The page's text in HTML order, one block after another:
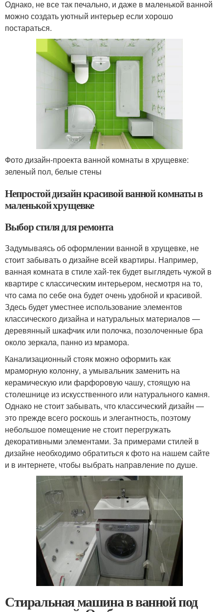
Однако, не все так печально, и даже в маленькой ванной
можно создать уютный интерьер если хорошо
постараться.
Фото дизайн-проекта ванной комнаты в хрущевке:
зеленый пол, белые стены
Непростой дизайн красивой ванной комнаты в
маленькой хрущевке
Выбор стиля для ремонта
Задумываясь об оформлении ванной в хрущевке, не
стоит забывать о дизайне всей квартиры. Например,
ванная комната в стиле хай-тек будет выглядеть чужой в
квартире с классическим интерьером, несмотря на то,
что сама по себе она будет очень удобной и красивой.
Здесь будет уместнее использование элементов
классического дизайна и натуральных материалов —
деревянный шкафчик или полочка, позолоченные бра
около зеркала, панно из мрамора.
Канализационный стояк можно оформить как
мраморную колонну, а умывальник заменить на
керамическую или фарфоровую чашу, стоящую на
столешнице из искусственного или натурального камня.
Однако не стоит забывать, что классический дизайн —
это прежде всего роскошь и элегантность, поэтому
небольшое помещение не стоит перегружать
декоративными элементами. За примерами стилей в
дизайне необходимо обратиться к фото на нашем сайте
и в интернете, чтобы выбрать направление по душе.
Стиральная машина в ванной под